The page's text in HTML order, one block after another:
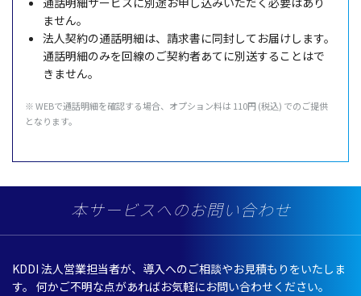
ません。
法人契約の通話明細は、請求書に同封してお届けします。
通話明細のみを回線のご契約者あてに別送することはで
きません。
※ WEBで通話明細を確認する場合、 オプション料は 110円 (税込) でのご提供
となります。
本サービスへのお問い合わせ
KDDI 法人営業担当者が、 導入へのご相談やお見積もりをいたしま
す。 何かご不明な点があればお気軽にお問い合わせください。